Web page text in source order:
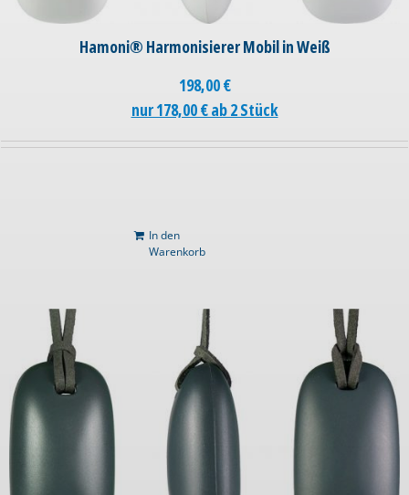
Hamoni® Harmonisierer Mobil in Weiß
198,00€
nur 178,00 € ab 2 Stück
In den
Warenkorb